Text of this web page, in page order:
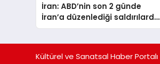
İran: ABD’nin son 2 günde
İran’a düzenlediği saldırılarda
14 kişi hayatını kaybetti
Kültürel ve Sanatsal Haber Portalı